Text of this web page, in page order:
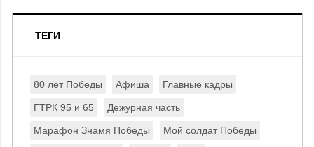
ТЕГИ
80 лет Победы Афиша Главные кадры
ГТРК 95 и 65 Дежурная часть
Марафон Знамя Победы Мой солдат Победы